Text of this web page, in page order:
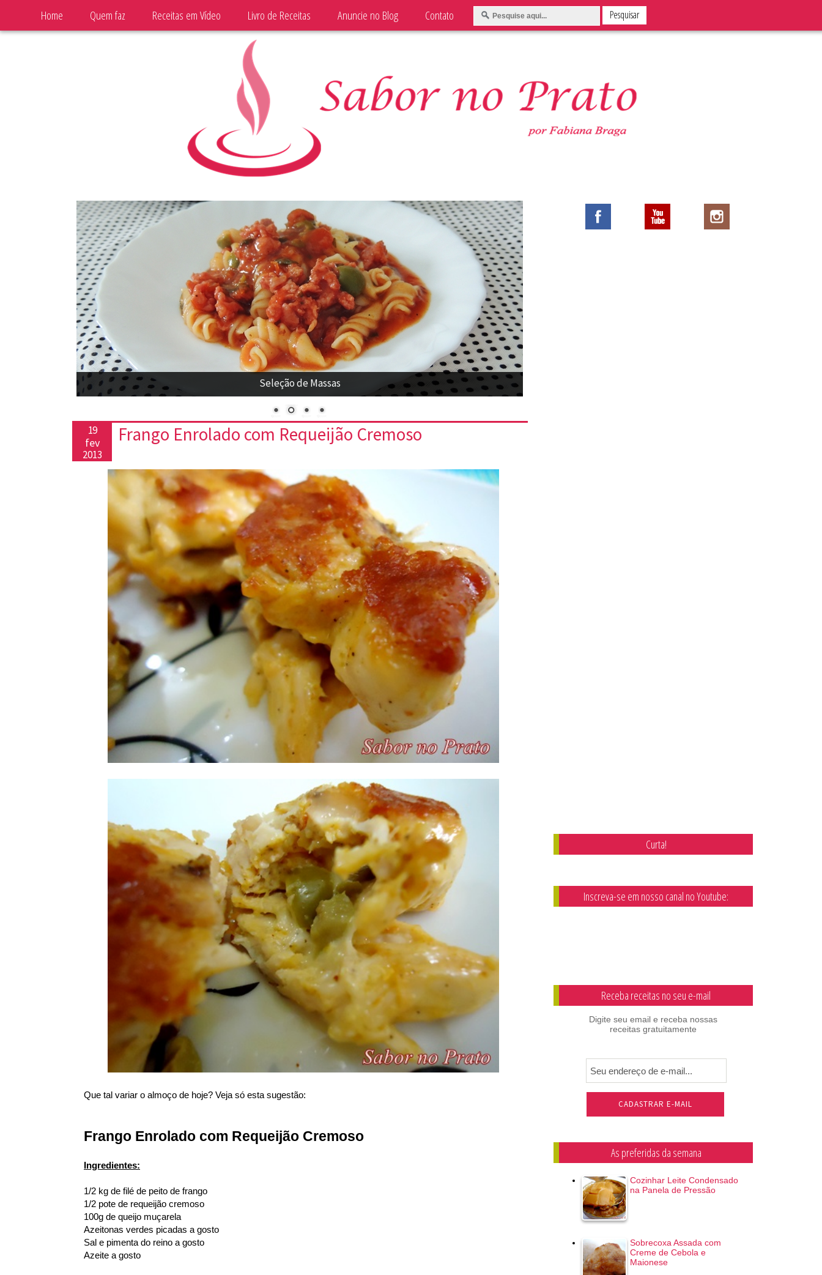
Seleção de Massas
19
fev
2013
Frango Enrolado com Requeijão Cremoso
Que tal variar o almoço de hoje? Veja só esta sugestão:
Frango Enrolado com Requeijão Cremoso
Ingredientes:
1/2 kg de filé de peito de frango
1/2 pote de requeijão cremoso
100g de queijo muçarela
Azeitonas verdes picadas a gosto
Sal e pimenta do reino a gosto
Azeite a gosto
Home Quem faz Receitas em Vídeo Livro de Receitas Anuncie no Blog Contato
Curta!
Inscreva-se em nosso canal no Youtube:
Receba receitas no seu e-mail
Digite seu email e receba nossas
receitas gratuitamente
As preferidas da semana
Cozinhar Leite Condensado
na Panela de Pressão
Sobrecoxa Assada com
Creme de Cebola e
Maionese